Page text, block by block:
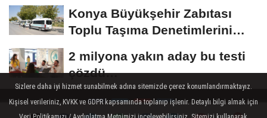
Konya Büyükşehir Zabıtası
Toplu Taşıma Denetimlerini
2 milyona yakın aday bu testi
çözdü…
Sizlere daha iyi hizmet sunabilmek adına sitemizde çerez konumlandırmaktayız.
Kişisel verileriniz, KVKK ve GDPR kapsamında toplanıp işlenir. Detaylı bilgi almak için